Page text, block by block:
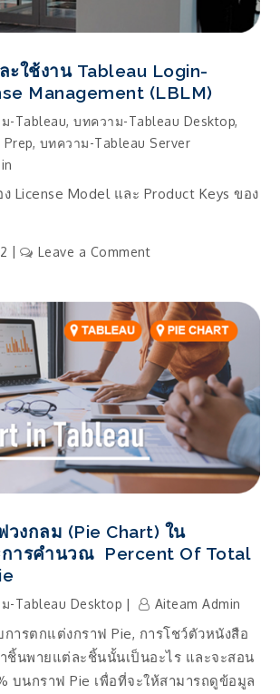
NLP,
Ask
Data
ะใช้งาน Tableau Login-
Management (LBLM)
-Tableau,บทความ-Tableau Desktop,
, บทความ-Tableau Server
ง License Model และ Product Keys ของ
Leave a Commenton
และ
ใช้
งาน
Tableau
Login-
based
License
Management
(LBLM)
วงกลม (Pie Chart) ใน
การคำนวณ Percent Of Total
-Tableau Desktop Aiteam Admin
ารตกแต่งกราฟ Pie, การโชว์ตัวหนังสือ
ชิ้นพายแต่ละชิ้นนั้นเป็นอะไร และจะสอน
บนกราฟ Pie เพื่อที่จะให้สามารถดูข้อมูล